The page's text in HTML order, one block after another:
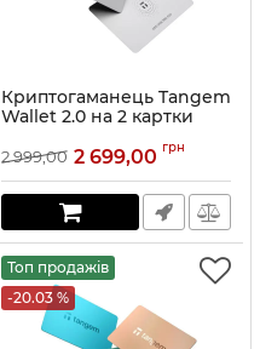
Криптогаманець Tangem
Wallet 2.0 на 2 картки
Артикул: TG128X2-W
2 999,00 2 699,00 грн
Топ продажів
-20.03 %